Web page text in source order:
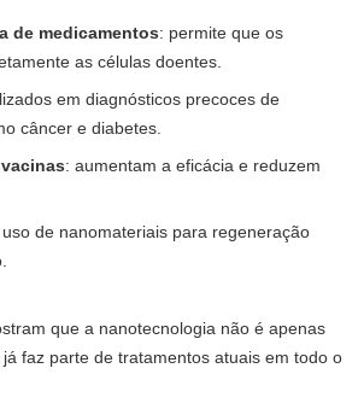
de medicamentos: permite que os
as células doentes.
em diagnósticos precoces de
câncer e diabetes.
: aumentam a eficácia e reduzem
uso de nanomateriais para regeneração
que a nanotecnologia não é apenas
faz parte de tratamentos atuais em todo o